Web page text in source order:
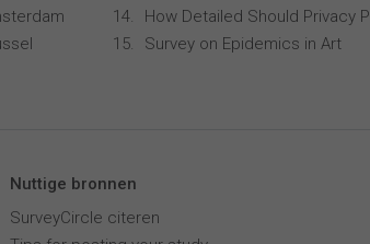
How Detailed Should Privacy
Survey on Epidemics in Art
Nuttige bronnen
SurveyCircle citeren